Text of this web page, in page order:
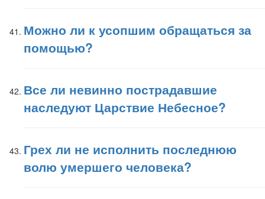
Можно ли к усопшим обращаться за
помощью?
Все ли невинно пострадавшие
наследуют Царствие Небесное?
Грех ли не исполнить последнюю
волю умершего человека?